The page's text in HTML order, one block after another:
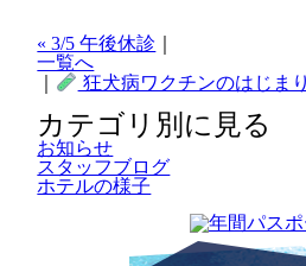
« 3/5 午後休診
一覧へ
狂犬病ワクチンのはじま
カテゴリ別に見る
お知らせ
スタッフブログ
ホテルの様子